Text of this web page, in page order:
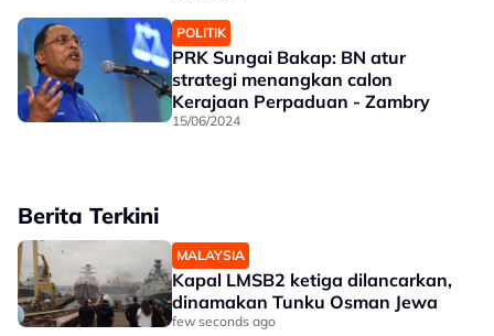
POLITIK
PRK Sungai Bakap: BN atur
strategi menangkan calon
Kerajaan Perpaduan - Zambry
15/06/2024
Berita Terkini
MALAYSIA
Kapal LMSB2 ketiga dilancarkan,
dinamakan Tunku Osman Jewa
few seconds ago